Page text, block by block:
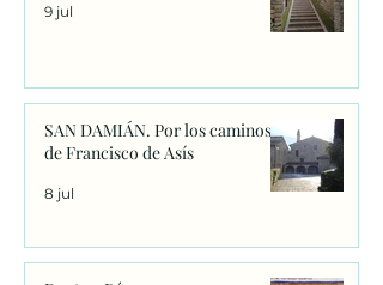
9 jul
SAN DAMIÁN. Por los caminos
de Francisco de Asís
8 jul